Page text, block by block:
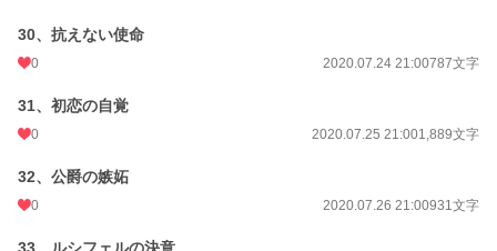
30、抗えない使命
0 2020.07.24 21:00787文字
31、初恋の自覚
0 2020.07.25 21:001,889文字
32、公爵の嫉妬
0 2020.07.26 21:00931文字